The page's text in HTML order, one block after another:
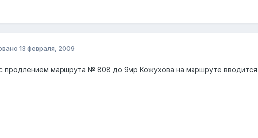
13 февраля, 2009
с продлением маршрута № 808 до 9мр Кожухова на маршруте